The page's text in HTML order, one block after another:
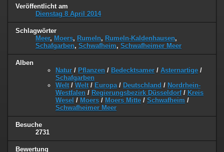
Veröffentlicht am
Dienstag 8 April 2014
Schlagwörter
Meer, Moers, Rumeln, Rumeln-Kaldenhausen,
Schafgarben, Schwafheim, Schwafheimer Meer
Alben
Natur / Pflanzen / Bedecktsamer / Asternartige /
Schafgarben
Welt / Welt / Europa/ Deutschland / Nordrhein-
Westfalen / Regierungsbezirk Düsseldorf/ Kreis
Wesel / Moers / Moers Mitte / Schwafheim /
Schwafheimer Meer
Besuche
2731
Bewertung